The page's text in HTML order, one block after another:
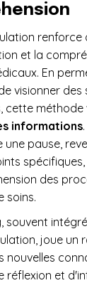
et la
En
visionner des
cette méthode
informations
une pause,
des
soins.
souvent
joue un
nouvelles
réflexion et